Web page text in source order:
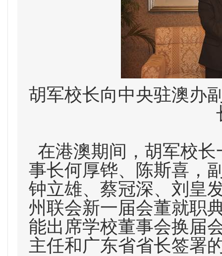
胡军校长向中央驻澳办
在港澳期间，胡军校
事长何厚铧、陈斯喜，
钟立雄、蔡冠深、刘皇
州联会新一届会董就职
能出席学校董事会换届
主任和广东省省长签署